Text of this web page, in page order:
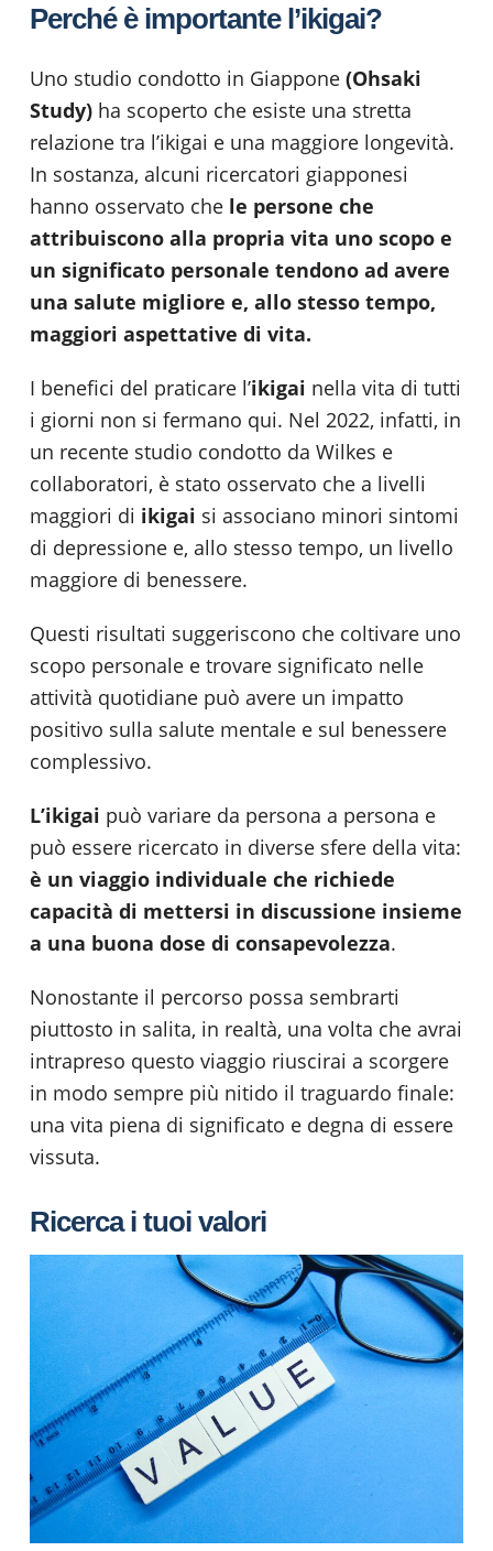
Perché è importante l’ikigai?
Uno studio condotto in Giappone (Ohsaki
Study) ha scoperto che esiste una stretta
relazione tra l’ikigai e una maggiore longevità.
In sostanza, alcuni ricercatori giapponesi
hanno osservato che le persone che
attribuiscono alla propria vita uno scopo e
un significato personale tendono ad avere
una salute migliore e, allo stesso tempo,
maggiori aspettative di vita.
I benefici del praticare l’ikigai nella vita di tutti
i giorni non si fermano qui. Nel 2022, infatti, in
un recente studio condotto da Wilkes e
collaboratori, è stato osservato che a livelli
maggiori di ikigai si associano minori sintomi
di depressione e, allo stesso tempo, un livello
maggiore di benessere.
Questi risultati suggeriscono che coltivare uno
scopo personale e trovare significato nelle
attività quotidiane può avere un impatto
positivo sulla salute mentale e sul benessere
complessivo.
L’ikigai può variare da persona a persona e
può essere ricercato in diverse sfere della vita:
è un viaggio individuale che richiede
capacità di mettersi in discussione insieme
a una buona dose di consapevolezza.
Nonostante il percorso possa sembrarti
piuttosto in salita, in realtà, una volta che avrai
intrapreso questo viaggio riuscirai a scorgere
in modo sempre più nitido il traguardo finale:
una vita piena di significato e degna di essere
vissuta.
Ricerca i tuoi valori